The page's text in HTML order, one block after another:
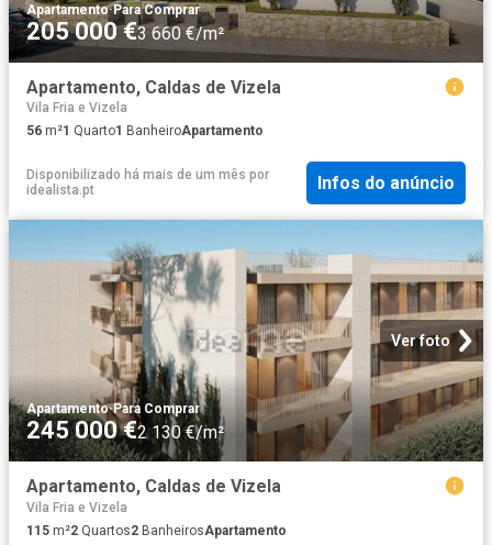
Apartamento·Para Comprar
205 000 €3 660 €/m²
Apartamento, Caldas de Vizela
Vila Fria e Vizela
56 m²1 Quarto1 BanheiroApartamento
Disponibilizado há mais de um mês por
idealista.pt
Infos do anúncio
Ver foto
Apartamento·Para Comprar
245 000 €2 130 €/m²
Apartamento, Caldas de Vizela
Vila Fria e Vizela
115 m²2 Quartos2 BanheirosApartamento